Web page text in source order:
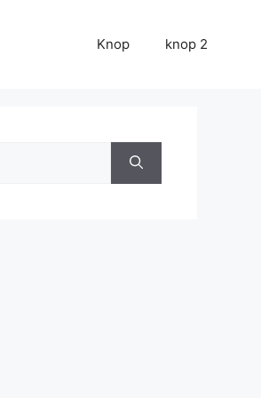
Knop knop 2